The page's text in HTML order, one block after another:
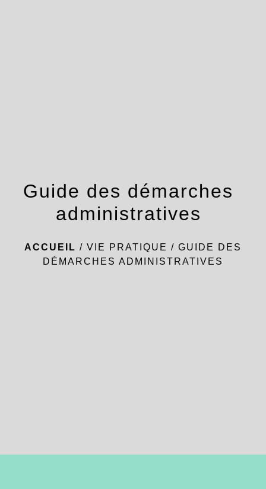
Guide des démarches
administratives
ACCUEIL / VIE PRATIQUE / GUIDE DES
DÉMARCHES ADMINISTRATIVES